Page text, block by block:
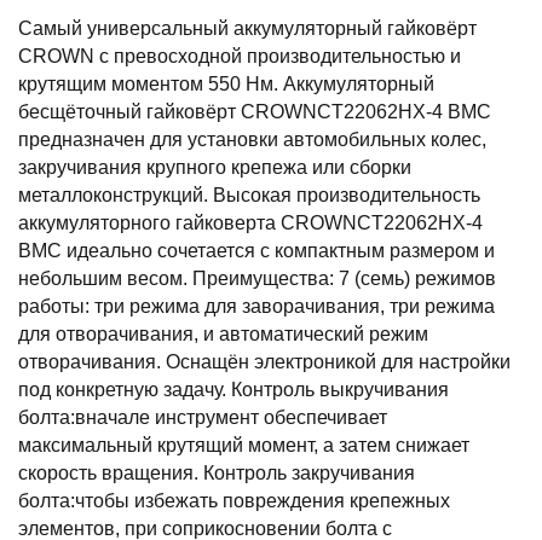
Самый универсальный аккумуляторный гайковёрт
CROWN с превосходной производительностью и
крутящим моментом 550 Нм. Аккумуляторный
бесщёточный гайковёрт CROWNCT22062HX-4 BMC
предназначен для установки автомобильных колес,
закручивания крупного крепежа или сборки
металлоконструкций. Высокая производительность
аккумуляторного гайковерта CROWNCT22062HX-4
BMC идеально сочетается с компактным размером и
небольшим весом. Преимущества: 7 (семь) режимов
работы: три режима для заворачивания, три режима
для отворачивания, и автоматический режим
отворачивания. Оснащён электроникой для настройки
под конкретную задачу. Контроль выкручивания
болта:вначале инструмент обеспечивает
максимальный крутящий момент, а затем снижает
скорость вращения. Контроль закручивания
болта:чтобы избежать повреждения крепежных
элементов, при соприкосновении болта с